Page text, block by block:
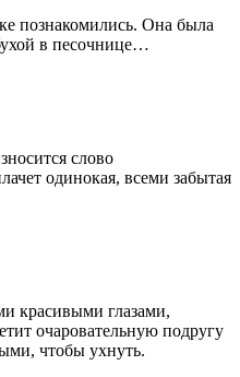
познакомились. Она была
в песочнице…
слово
одинокая, всеми забытая
красивыми глазами,
очаровательную подругу
чтобы ухнуть.